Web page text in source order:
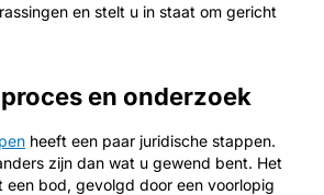
en stelt u in staat om gericht
en onderzoek
heeft een paar juridische stappen.
zijn dan wat u gewend bent. Het
een bod, gevolgd door een voorlopig